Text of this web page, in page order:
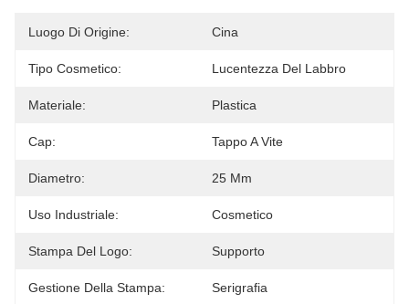
Luogo Di Origine: Cina
Tipo Cosmetico: Lucentezza Del Labbro
Materiale: Plastica
Cap: Tappo A Vite
Diametro: 25 Mm
Uso Industriale: Cosmetico
Stampa Del Logo: Supporto
Gestione Della Stampa: Serigrafia